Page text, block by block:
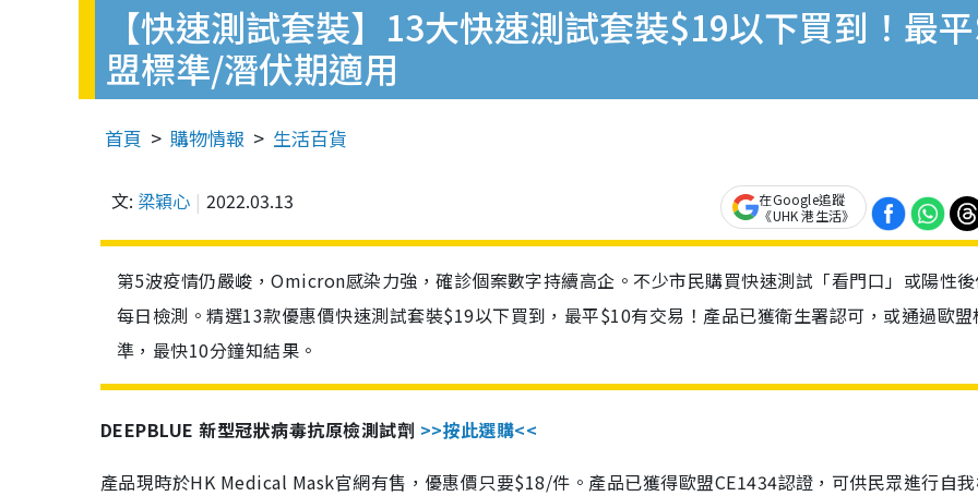
【快速測試套裝】13大快速測試套裝$19以下買到！最
盟標準/潛伏期適用
首頁 購物情報 生活百貨
文: 梁穎心 2022.03.13
在Google追蹤
《UHK 港生活》
第5波疫情仍嚴峻，Omicron感染力強，確診個案數字持續高企。不少市民購買快速測試「看門口」或陽性
每日檢測。精選13款優惠價快速測試套裝$19以下買到，最平$10有交易！產品已獲衛生署認可，或通過歐盟
準，最快10分鐘知結果。
DEEPBLUE 新型冠狀病毒抗原檢測試劑 >>按此選購<<
產品現時於HK Medical Mask官網有售，優惠價只要$18/件。產品已獲得歐盟CE1434認證，可供民眾進行自